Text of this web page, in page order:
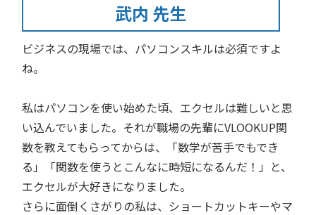
武内 先生
ビジネスの現場では、パソコンスキルは必須ですよ
ね。
私はパソコンを使い始めた頃、エクセルは難しいと思
い込んでいました。それが職場の先輩にVLOOKUP関
数を教えてもらってからは、「数学が苦手でもでき
る」「関数を使うとこんなに時短になるんだ！」と、
エクセルが大好きになりました。
さらに面倒くさがりの私は、ショートカットキーやマ